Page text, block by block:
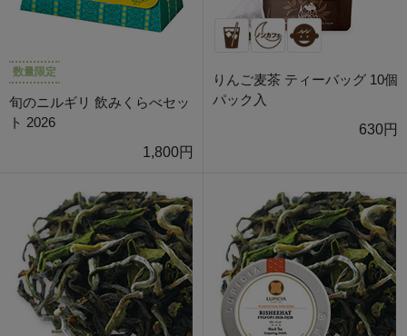
数量限定
旬のニルギリ 飲みくらべセッ
ト 2026
1,800円
りんご麦茶 ティーバッグ 10個
パック入
630円